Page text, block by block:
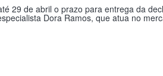
29 de abril o prazo para entrega da
Dora Ramos, que atua no